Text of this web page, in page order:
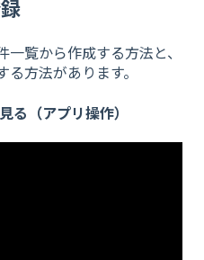
覧から作成する方法と、
方法があります。
る（アプリ操作）